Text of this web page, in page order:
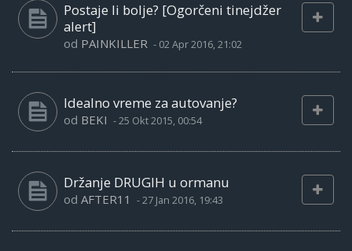
Postaje li bolje? [Ogorčeni tinejdžer
alert]
od PAINKILLER - 02 Apr 2016, 21:02
Idealno vreme za autovanje?
od BEKI -25 Okt 2015, 00:54
Držanje DRUGIH u ormanu
od AFTER11 -27 Jan 2016, 19:43